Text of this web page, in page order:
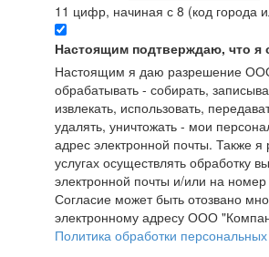
11 цифр, начиная с 8 (код города
Настоящим подтверждаю, что я
Настоящим я даю разрешение
обрабатывать - собирать,
извлекать, использовать,
удалять, уничтожать - мои
адрес электронной почты. Также
услугах осуществлять
электронной почты и/или на
Согласие может быть отозвано
электронному адресу ООО
Политика обработки